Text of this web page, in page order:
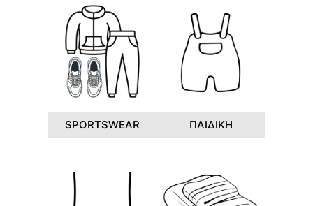
SPORTSWEAR ΠΑΙΔΙΚΗ